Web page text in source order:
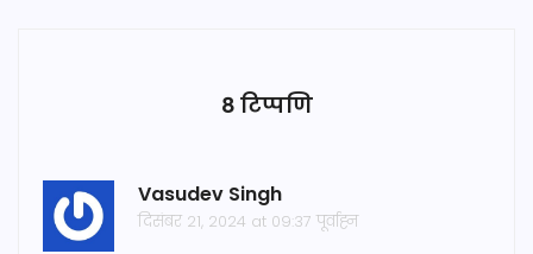
8 टिप्पणि
Vasudev Singh
दिसंबर 21, 2024 at 09:37 पूर्वाह्न